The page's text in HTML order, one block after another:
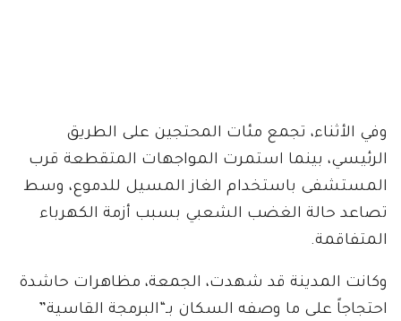
وفي الأثناء، تجمع مئات المحتجين على الطريق
الرئيسي، بينما استمرت المواجهات المتقطعة قرب
المستشفى باستخدام الغاز المسيل للدموع، وسط
تصاعد حالة الغضب الشعبي بسبب أزمة الكهرباء
المتفاقمة.
وكانت المدينة قد شهدت، الجمعة، مظاهرات حاشدة
احتجاجاً على ما وصفه السكان بـ“البرمجة القاسية”